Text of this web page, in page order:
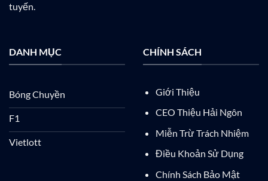
tuyến.
DANH MỤC
Bóng Chuyền
F1
Vietlott
CHÍNH SÁCH
Giới Thiệu
CEO Thiệu Hải Ngôn
Miễn Trừ Trách Nhiệm
Điều Khoản Sử Dụng
Chính Sách Bảo Mật